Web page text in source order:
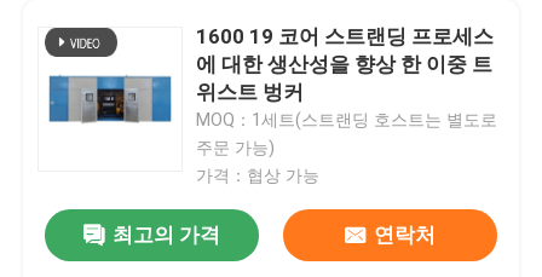
집
제품
회사 소개
1600 19 코어 스트랜딩 프로세스
에 대한 생산성을 향상 한 이중 트
위스트 벙커
MOQ：1세트(스트랜딩 호스트는 별도로
주문 가능)
가격：협상 가능
최고의 가격 연락처